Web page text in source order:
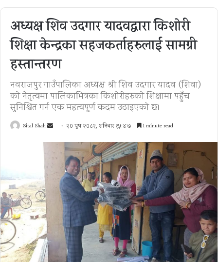
अध्यक्ष शिव उदगार यादवद्वारा किशोरी
शिक्षा केन्द्रका सहजकर्ताहरुलाई सामग्री
हस्तान्तरण
नवराजपुर गाउँपालिका अध्यक्ष श्री शिव उदगार यादव (शिवा)
को नेतृत्वमा पालिकाभित्रका किशोरीहरुको शिक्षामा पहुँच
सुनिश्चित गर्न एक महत्वपूर्ण कदम उठाइएको छ।
Sital Shah
Send २० पुष २०८१, शनिबार १५:४७ 1 minute read